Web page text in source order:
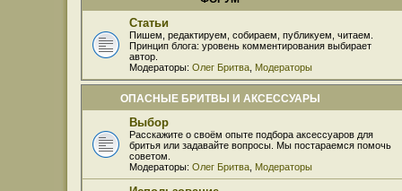
Статьи
Пишем, редактируем, собираем, публикуем, читаем.
Принцип блога: уровень комментирования выбирает
автор.
Модераторы: Олег Бритва Модераторы
ОПАСНЫЕ БРИТВЫ И АКСЕССУАРЫ
Выбор
Расскажите о своём опыте подбора аксессуаров для
бритья или задавайте вопросы. Мы постараемся помочь
советом.
Модераторы: Олег Бритва Модераторы